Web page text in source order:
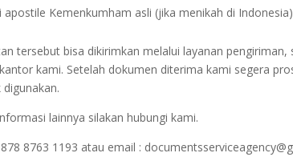
Kemenkumham asli (jika menikah di Indonesia)
tersebut bisa dikirimkan melalui layanan
kami. Setelah dokumen diterima kami segera
lainnya silakan hubungi kami.
8763 1193 atau email :